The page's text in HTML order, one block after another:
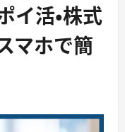
イ活・株式
マホで簡